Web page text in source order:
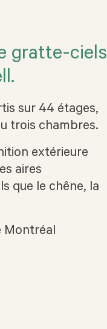
gratte-ciels
sur 44 étages,
trois chambres.
extérieure
aires
que le chêne, la
Montréal